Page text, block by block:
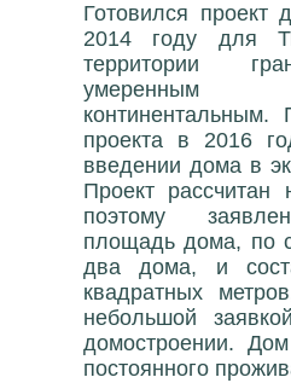
Готовился проект
2014 году для
территории
континентальным.
проекта в 2016
введении дома в
Проект рассчитан
поэтому
площадь дома, по
два дома, и
квадратных
небольшой
домостроении.
постоянного